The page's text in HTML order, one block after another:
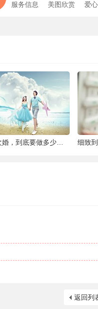
服务信息
美图欣赏 爱
返回列